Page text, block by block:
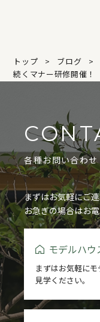
トップ ブログ
続くマナー研修開催！
各種お問い合わせ
まずはお気軽にご
お急ぎの場合はお
モデルハウ
まずはお気軽に
見学ください。